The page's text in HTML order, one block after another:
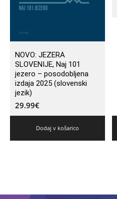
NOVO: JEZERA
SLOVENIJE, Naj 101
jezero – posodobljena
izdaja 2025 (slovenski
jezik)
29.99€
Dodaj v košarico